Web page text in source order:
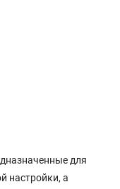
для
настройки, а